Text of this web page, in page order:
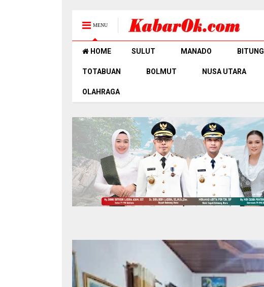
MENU
HOME SULUT MANADO BITUNG
TOTABUAN BOLMUT NUSA UTARA
OLAHRAGA